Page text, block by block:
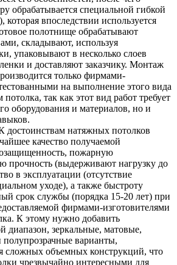
обрабатывается специальной гибкой
впоследствии используется
полотнище обрабатывают
складывают, используя
упаковывают в несколько слоев
и доставляют заказчику. Монтаж
только фирмами-
на выполнение этого вида
так как этот вид работ требует
оборудования и материалов, но и
достоинствам натяжных потолков
качество получаемой
пожарную
прочность (выдерживают нагрузку до
в эксплуатации (отсутствие
уходе), а также быстроту
срок службы (порядка 15-20 лет) при
фирмами-изготовителями
К этому нужно добавить
диапазон, зеркальные, матовые,
варианты,
сложных объемных конструкций, что
чрезвычайно интересными для